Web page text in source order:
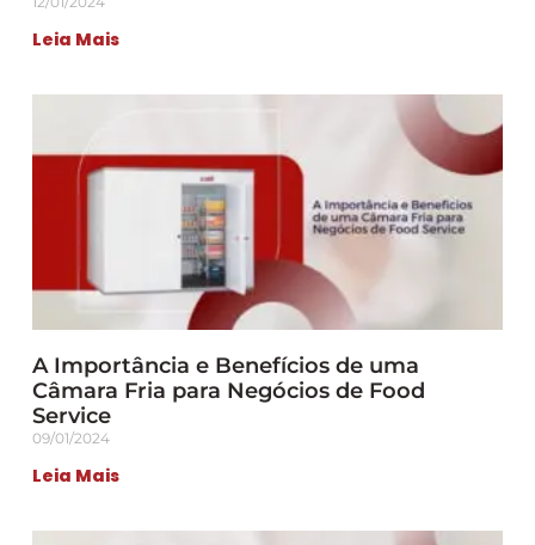
Leia Mais
A Importância e Benefícios de uma
Câmara Fria para Negócios de Food
Service
09/01/2024
Leia Mais